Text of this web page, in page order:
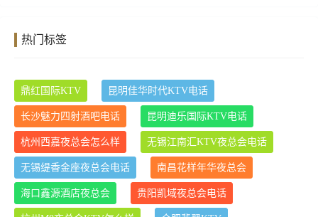
热门标签
鼎红国际KTV 昆明佳华时代KTV电话
长沙魅力四射酒吧电话 昆明迪乐国际KTV电话
杭州西嘉夜总会怎么样 无锡江南汇KTV夜总会电话
无锡缇香金座夜总会电话 南昌花样年华夜总会
海口鑫源酒店夜总会 贵阳凯域夜总会电话